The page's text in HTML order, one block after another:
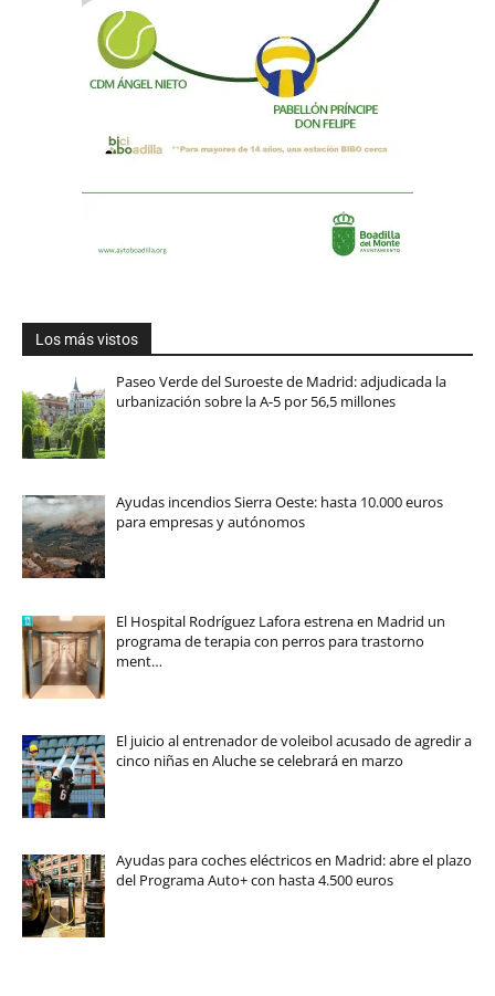
Los más vistos
Paseo Verde del Suroeste de Madrid: adjudicada la
urbanización sobre la A-5 por 56,5 millones
Ayudas incendios Sierra Oeste: hasta 10.000 euros
para empresas y autónomos
El Hospital Rodríguez Lafora estrena en Madrid un
programa de terapia con perros para trastorno
ment…
El juicio al entrenador de voleibol acusado de agredir a
cinco niñas en Aluche se celebrará en marzo
Ayudas para coches eléctricos en Madrid: abre el plazo
del Programa Auto+ con hasta 4.500 euros